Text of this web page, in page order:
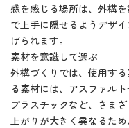
感を感じる場所は、外構
で上手に隠せるようデザ
げられます。
素材を意識して選ぶ
外構づくりでは、使用す
る素材には、アスファル
プラスチックなど、さま
上がりが大きく異なるた